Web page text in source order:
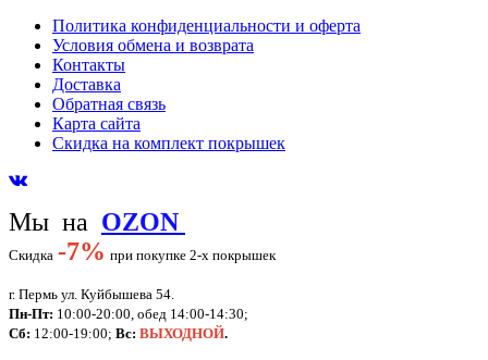
Политика конфиденциальности и оферта
Условия обмена и возврата
Контакты
Доставка
Обратная связь
Карта сайта
Скидка на комплект покрышек
Мы на OZON
Скидка -7% при покупке 2-х покрышек
г. Пермь ул. Куйбышева 54.
Пн-Пт: 10:00-20:00, обед 14:00-14:30;
Сб: 12:00-19:00; Вс: ВЫХОДНОЙ.